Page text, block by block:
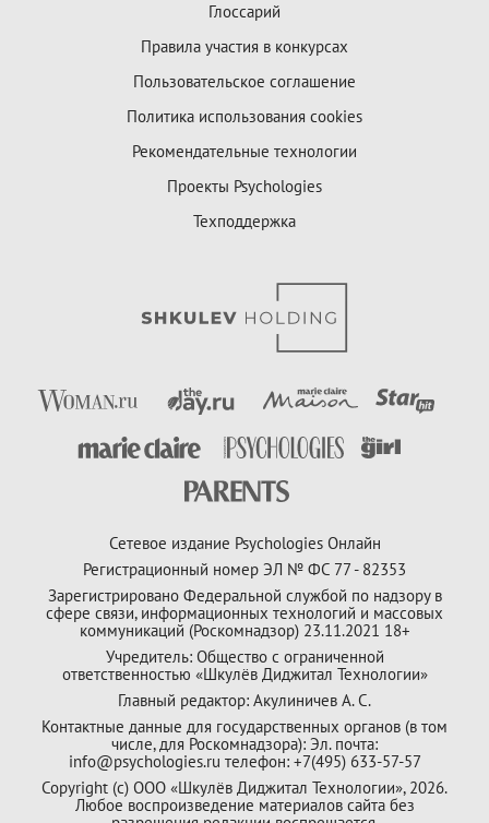
Глоссарий
Правила участия в конкурсах
Пользовательское соглашение
Политика использования cookies
Рекомендательные технологии
Проекты Psychologies
Техподдержка
Сетевое издание Psychologies Онлайн
Регистрационный номер ЭЛ № ФС 77 - 82353
Зарегистрировано Федеральной службой по надзору в
сфере связи, информационных технологий и массовых
коммуникаций (Роскомнадзор) 23.11.2021 18+
Учредитель: Общество с ограниченной
ответственностью «Шкулёв Диджитал Технологии»
Главный редактор: Акулиничев А. С.
Контактные данные для государственных органов (в том
числе, для Роскомнадзора): Эл. почта:
info@psychologies.ru телефон: +7(495) 633-57-57
Copyright (с) ООО «Шкулёв Диджитал Технологии», 2026.
Любое воспроизведение материалов сайта без